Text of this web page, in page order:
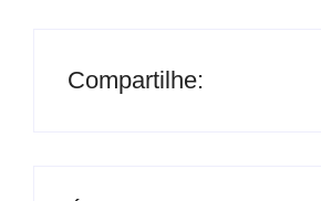
Compartilhe: